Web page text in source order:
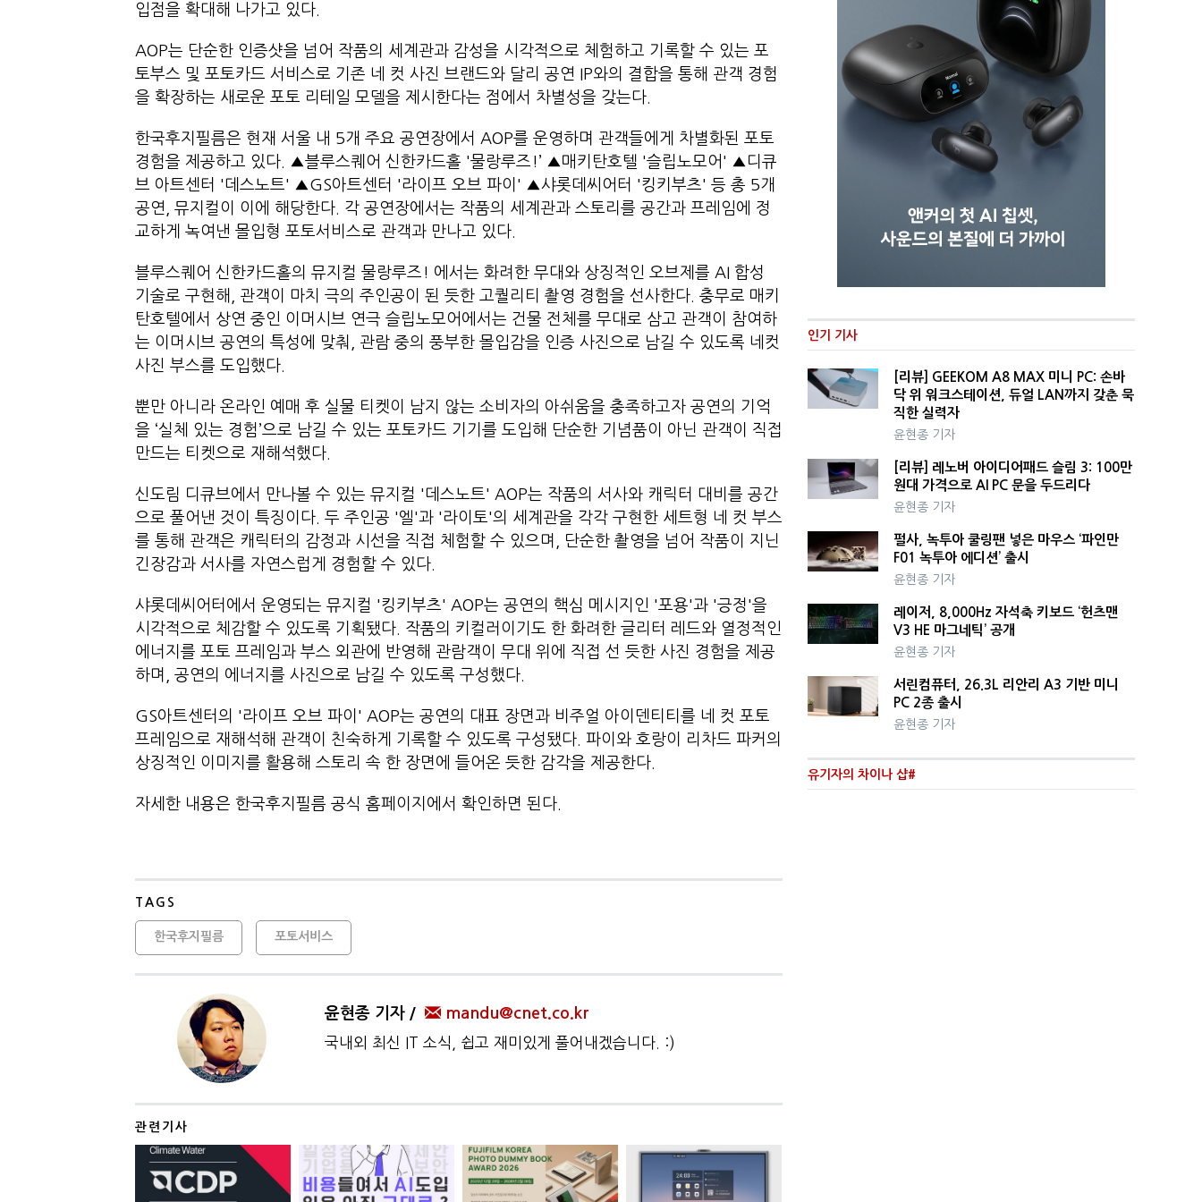
입점을 확대해 나가고 있다.
AOP는 단순한 인증샷을 넘어 작품의 세계관과 감성을 시각적으로 체험하고 기록할 수 있는 포
토부스 및 포토카드 서비스로 기존 네 컷 사진 브랜드와 달리 공연 IP와의 결합을 통해 관객 경험
을 확장하는 새로운 포토 리테일 모델을 제시한다는 점에서 차별성을 갖는다.
한국후지필름은 현재 서울 내 5개 주요 공연장에서 AOP를 운영하며 관객들에게 차별화된 포토
경험을 제공하고 있다. ▲블루스퀘어 신한카드홀 '물랑루즈!’ ▲매키탄호텔 '슬립노모어' ▲디큐
브 아트센터 '데스노트' ▲GS아트센터 '라이프 오브 파이' ▲샤롯데씨어터 '킹키부츠' 등 총 5개
공연, 뮤지컬이 이에 해당한다. 각 공연장에서는 작품의 세계관과 스토리를 공간과 프레임에 정
교하게 녹여낸 몰입형 포토서비스로 관객과 만나고 있다.
블루스퀘어 신한카드홀의 뮤지컬 물랑루즈! 에서는 화려한 무대와 상징적인 오브제를 AI 합성
기술로 구현해, 관객이 마치 극의 주인공이 된 듯한 고퀄리티 촬영 경험을 선사한다. 충무로 매키
탄호텔에서 상연 중인 이머시브 연극 슬립노모어에서는 건물 전체를 무대로 삼고 관객이 참여하
는 이머시브 공연의 특성에 맞춰, 관람 중의 풍부한 몰입감을 인증 사진으로 남길 수 있도록 네컷
사진 부스를 도입했다.
뿐만 아니라 온라인 예매 후 실물 티켓이 남지 않는 소비자의 아쉬움을 충족하고자 공연의 기억
을 ‘실체 있는 경험’으로 남길 수 있는 포토카드 기기를 도입해 단순한 기념품이 아닌 관객이 직접
만드는 티켓으로 재해석했다.
신도림 디큐브에서 만나볼 수 있는 뮤지컬 '데스노트' AOP는 작품의 서사와 캐릭터 대비를 공간
으로 풀어낸 것이 특징이다. 두 주인공 '엘'과 '라이토'의 세계관을 각각 구현한 세트형 네 컷 부스
를 통해 관객은 캐릭터의 감정과 시선을 직접 체험할 수 있으며, 단순한 촬영을 넘어 작품이 지닌
긴장감과 서사를 자연스럽게 경험할 수 있다.
샤롯데씨어터에서 운영되는 뮤지컬 '킹키부츠' AOP는 공연의 핵심 메시지인 '포용'과 '긍정'을
시각적으로 체감할 수 있도록 기획됐다. 작품의 키컬러이기도 한 화려한 글리터 레드와 열정적인
에너지를 포토 프레임과 부스 외관에 반영해 관람객이 무대 위에 직접 선 듯한 사진 경험을 제공
하며, 공연의 에너지를 사진으로 남길 수 있도록 구성했다.
GS아트센터의 '라이프 오브 파이' AOP는 공연의 대표 장면과 비주얼 아이덴티티를 네 컷 포토
프레임으로 재해석해 관객이 친숙하게 기록할 수 있도록 구성됐다. 파이와 호랑이 리차드 파커의
상징적인 이미지를 활용해 스토리 속 한 장면에 들어온 듯한 감각을 제공한다.
자세한 내용은 한국후지필름 공식 홈페이지에서 확인하면 된다.
TAGS
한국후지필름 포토서비스
윤현종 기자 mandu@cnet.co.kr
국내외 최신 IT 소식, 쉽고 재미있게 풀어내겠습니다. :)
관련기사
인기 기사
[리뷰] GEEKOM A8 MAX 미니 PC: 손바
닥 위 워크스테이션, 듀얼 LAN까지 갖춘 묵
직한 실력자
윤현종 기자
[리뷰] 레노버 아이디어패드 슬림 3: 100만
원대 가격으로 AI PC 문을 두드리다
윤현종 기자
펄사, 녹투아 쿨링팬 넣은 마우스 ‘파인만
F01 녹투아 에디션’ 출시
윤현종 기자
레이저, 8,000Hz 자석축 키보드 ‘헌츠맨
V3 HE 마그네틱’ 공개
윤현종 기자
서린컴퓨터, 26.3L 리안리 A3 기반 미니
PC 2종 출시
윤현종 기자
유기자의 차이나 샵#